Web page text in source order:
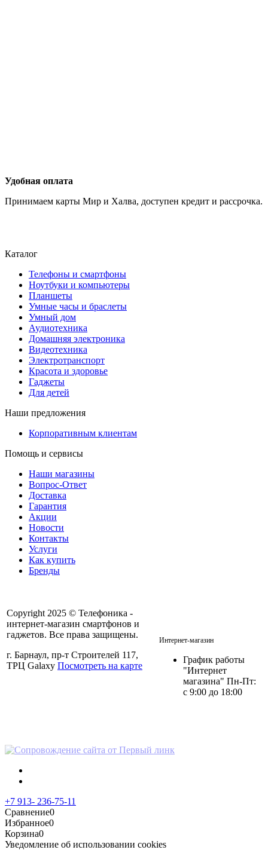
Удобная оплата
Принимаем карты Мир и Халва, доступен кредит и рассрочка.
Каталог
Телефоны и смартфоны
Ноутбуки и компьютеры
Планшеты
Умные часы и браслеты
Умный дом
Аудиотехника
Домашняя электроника
Видеотехника
Электротранспорт
Красота и здоровье
Гаджеты
Для детей
Наши предложения
Корпоративным клиентам
Помощь и сервисы
Наши магазины
Вопрос-Ответ
Доставка
Гарантия
Акции
Новости
Контакты
Услуги
Как купить
Бренды
Copyright 2025 © Телефоника -
интернет-магазин смартфонов и
гаджетов. Все права защищены.
г. Барнаул, пр-т Строителей 117,
ТРЦ Galaxy Посмотреть на карте
Интернет-магазин
График работы
"Интернет
магазина" Пн-Пт:
с 9:00 до 18:00
+7 913- 236-75-11
Сравнение0
Избранное0
Корзина0
Уведомление об использовании cookies